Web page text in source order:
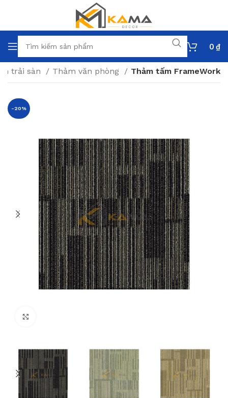
0 ₫
trải sàn Thảm văn phòng Thảm tấm FrameWork
-20%